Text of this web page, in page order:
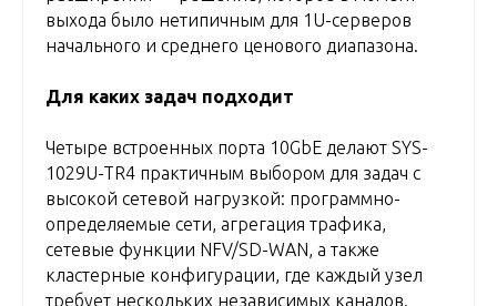
выхода было нетипичным для 1U-серверов
начального и среднего ценового диапазона.
Для каких задач подходит
Четыре встроенных порта 10GbE делают SYS-
1029U-TR4 практичным выбором для задач с
высокой сетевой нагрузкой: программно-
определяемые сети, агрегация трафика,
сетевые функции NFV/SD-WAN, а также
кластерные конфигурации, где каждый узел
требует нескольких независимых каналов.